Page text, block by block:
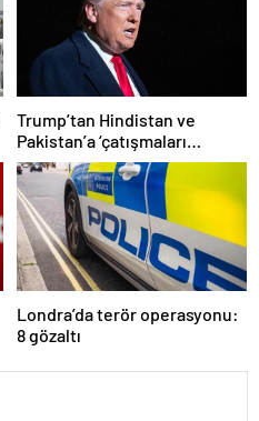
Trump’tan Hindistan ve
Pakistan’a ‘çatışmaları
durdurun’ çağrısı
Londra’da terör operasyonu:
8 gözaltı